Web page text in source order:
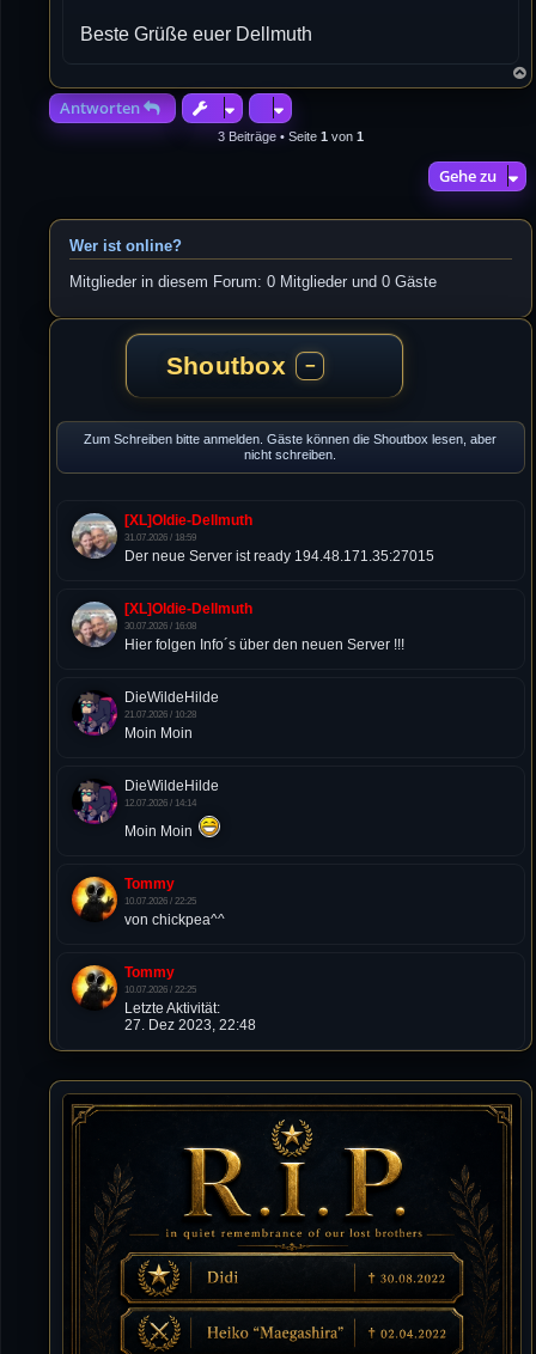
Beste Grüße euer Dellmuth
Antworten
3 Beiträge • Seite 1 von 1
Gehe zu
Wer ist online?
Mitglieder in diesem Forum: 0 Mitglieder und 0 Gäste
Shoutbox −
Zum Schreiben bitte anmelden. Gäste können die Shoutbox lesen, aber
nicht schreiben.
[XL]Oldie-Dellmuth
31.07.2026 / 18:59
Der neue Server ist ready 194.48.171.35:27015
[XL]Oldie-Dellmuth
30.07.2026 / 16:08
Hier folgen Info´s über den neuen Server !!!
DieWildeHilde
21.07.2026 / 10:28
Moin Moin
DieWildeHilde
12.07.2026 / 14:14
Moin Moin
Tommy
10.07.2026 / 22:25
von chickpea^^
Tommy
10.07.2026 / 22:25
Letzte Aktivität:
27. Dez 2023, 22:48
DieWildeHilde
10.07.2026 / 12:48
Happy Birthday Chickpea
DieWildeHilde
10.07.2026 / 10:08
Hallo meine Lieben!
Isimiyaki
10.07.2026 / 00:34
Alles gute chickpea